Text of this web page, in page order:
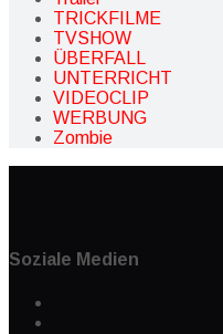
TRICKFILME
TVSHOW
ÜBERFALL
UNTERRICHT
VIDEOCLIP
WERBUNG
Zombie
Soziale Medien